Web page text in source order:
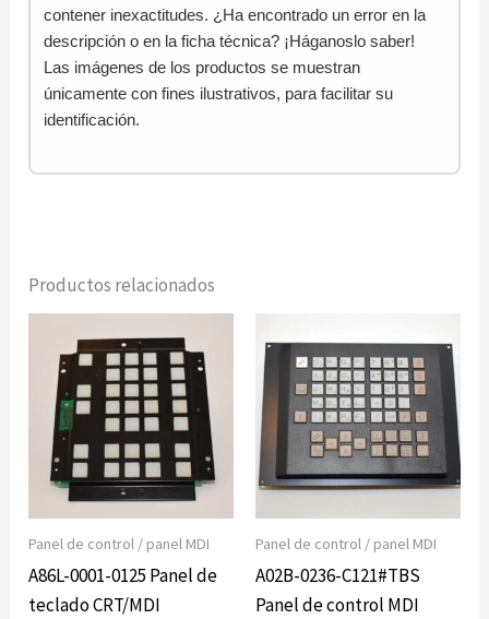
contener inexactitudes. ¿Ha encontrado un error en la
descripción o en la ficha técnica? ¡Háganoslo saber!
Las imágenes de los productos se muestran
únicamente con fines ilustrativos, para facilitar su
identificación.
Productos relacionados
Panel de control / panel MDI
A86L-0001-0125 Panel de
teclado CRT/MDI
Panel de control / panel MDI
A02B-0236-C121#TBS
Panel de control MDI